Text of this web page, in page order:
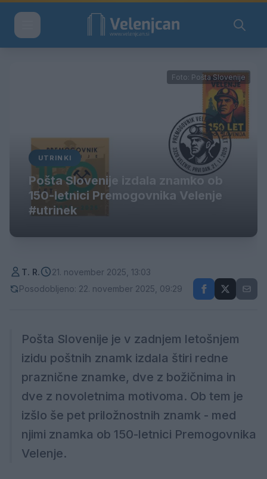
Foto: Pošta Slovenije
UTRINKI
Pošta Slovenije izdala znamko ob
150-letnici Premogovnika Velenje
#utrinek
T. R.
21. november 2025, 13:03
Posodobljeno: 22. november 2025, 09:29
Pošta Slovenije je v zadnjem letošnjem
izidu poštnih znamk izdala štiri redne
praznične znamke, dve z božičnima in
dve z novoletnima motivoma. Ob tem je
izšlo še pet priložnostnih znamk - med
njimi znamka ob 150-letnici Premogovnika
Velenje.